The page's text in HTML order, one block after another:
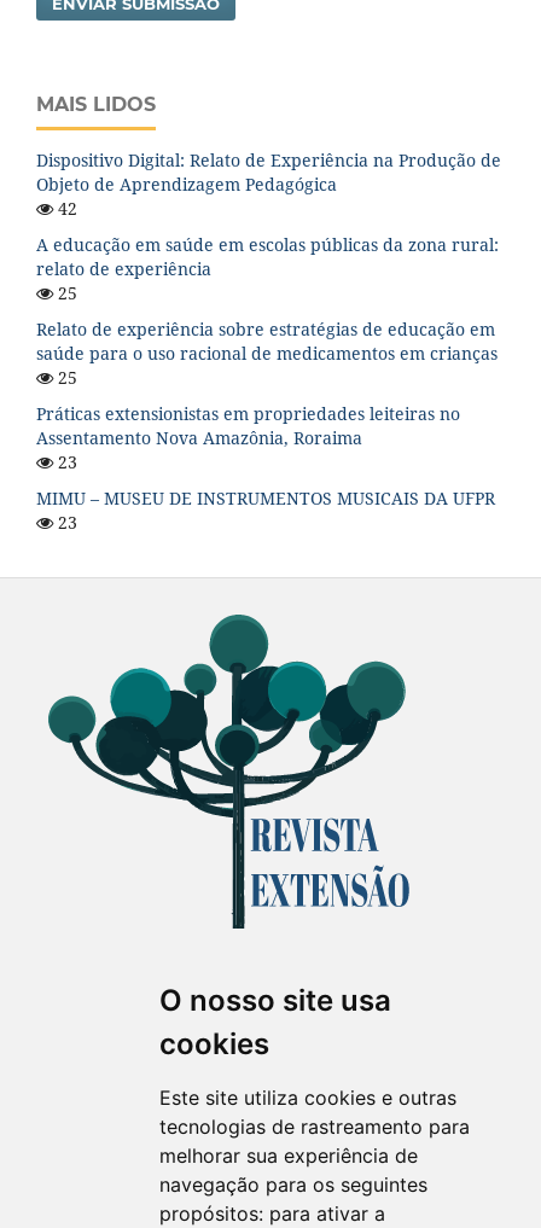
O nosso site usa
cookies
Este site utiliza cookies e outras
tecnologias de rastreamento para
melhorar sua experiência de
navegação para os seguintes
propósitos: para ativar a
ENVIAR SUBMISSÃO
MAIS LIDOS
Dispositivo Digital: Relato de Experiência na Produção de
Objeto de Aprendizagem Pedagógica
42
A educação em saúde em escolas públicas da zona rural:
relato de experiência
25
Relato de experiência sobre estratégias de educação em
saúde para o uso racional de medicamentos em crianças
25
Práticas extensionistas em propriedades leiteiras no
Assentamento Nova Amazônia, Roraima
23
MIMU – MUSEU DE INSTRUMENTOS MUSICAIS DA UFPR
23
Revista Extensão em Foco
ISSN 2358-7180 (on-line)